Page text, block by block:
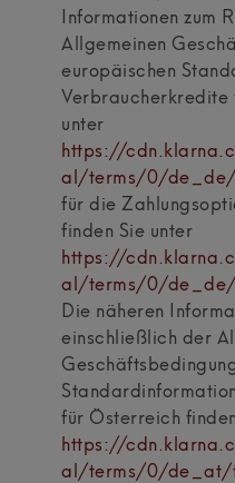
Informationen zum
Allgemeinen
europäischen
Verbraucherkredite
unter
https://
al/terms/0/de_de/
für die
finden Sie unter
https://
al/terms/0/de_de/
Die näheren
einschließlich der
für Österreich
https://
al/terms/0/de_at/